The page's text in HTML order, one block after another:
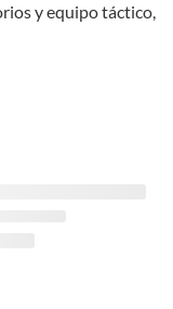
y equipo táctico,